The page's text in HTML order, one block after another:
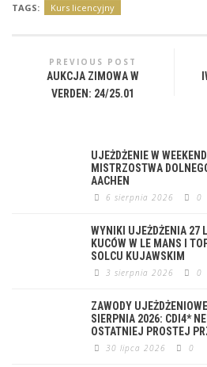
TAGS: Kurs licencyjny
PREVIOUS POST
AUKCJA ZIMOWA W
VERDEN: 24/25.01
UJEŻDŻENIE W
MISTRZOSTWA
AACHEN
6 sierpnia 2026 0
WYNIKI UJEŻDŻENIA 27
KUCÓW W LE MANS I
SOLCU KUJAWSKIM
3 sierpnia 2026 0
ZAWODY
SIERPNIA 2026: CDI4*
OSTATNIEJ PROSTEJ
30 lipca 2026 0